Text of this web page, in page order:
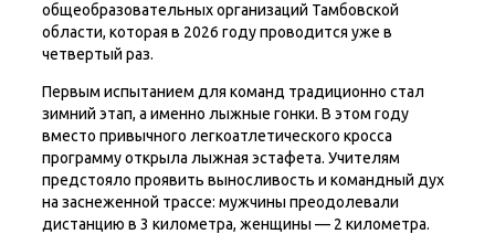
общеобразовательных организаций Тамбовской
области, которая в 2026 году проводится уже в
четвертый раз.
Первым испытанием для команд традиционно стал
зимний этап, а именно лыжные гонки. В этом году
вместо привычного легкоатлетического кросса
программу открыла лыжная эстафета. Учителям
предстояло проявить выносливость и командный дух
на заснеженной трассе: мужчины преодолевали
дистанцию в 3 километра, женщины — 2 километра.